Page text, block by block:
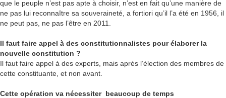
que le peuple n’est pas apte à choisir, n’est en fait qu’une manière de
ne pas lui reconnaître sa souveraineté, a fortiori qu’il l’a été en 1956, il
ne peut pas, ne pas l’être en 2011.
Il faut faire appel à des constitutionnalistes pour élaborer la
nouvelle constitution ?
Il faut faire appel à des experts, mais après l’élection des membres de
cette constituante, et non avant.
Cette opération va nécessiter beaucoup de temps